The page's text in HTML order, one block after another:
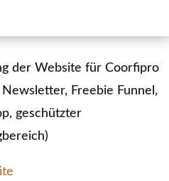
der Website für Coorfipro
Freebie Funnel,
geschützter